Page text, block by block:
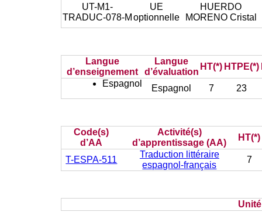
UT-M1-
TRADUC-078-M
UE
optionnelle
HUERDO
MORENO Cristal
Langue
d’enseignement
Langue
d’évaluation
HT(*) HTPE(*)
Espagnol
Espagnol 7 23
Code(s)
d’AA
Activité(s)
d’apprentissage (AA)
HT(*)
T-ESPA-511
Traduction littéraire
espagnol-français
7